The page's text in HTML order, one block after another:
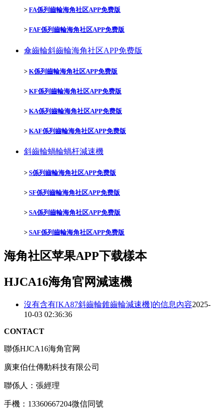
> FA係列齒輪海角社区APP免费版
> FAF係列齒輪海角社区APP免费版
傘齒輪斜齒輪海角社区APP免费版
> K係列齒輪海角社区APP免费版
> KF係列齒輪海角社区APP免费版
> KA係列齒輪海角社区APP免费版
> KAF係列齒輪海角社区APP免费版
斜齒輪蝸輪蝸杆減速機
> S係列齒輪海角社区APP免费版
> SF係列齒輪海角社区APP免费版
> SA係列齒輪海角社区APP免费版
> SAF係列齒輪海角社区APP免费版
海角社区苹果APP下载樣本
HJCA16海角官网減速機
沒有含有[KA87斜齒輪錐齒輪減速機]的信息內容2025-
10-03 02:36:36
CONTACT
聯係HJCA16海角官网
廣東伯仕傳動科技有限公司
聯係人：張經理
手機：13360667204微信同號